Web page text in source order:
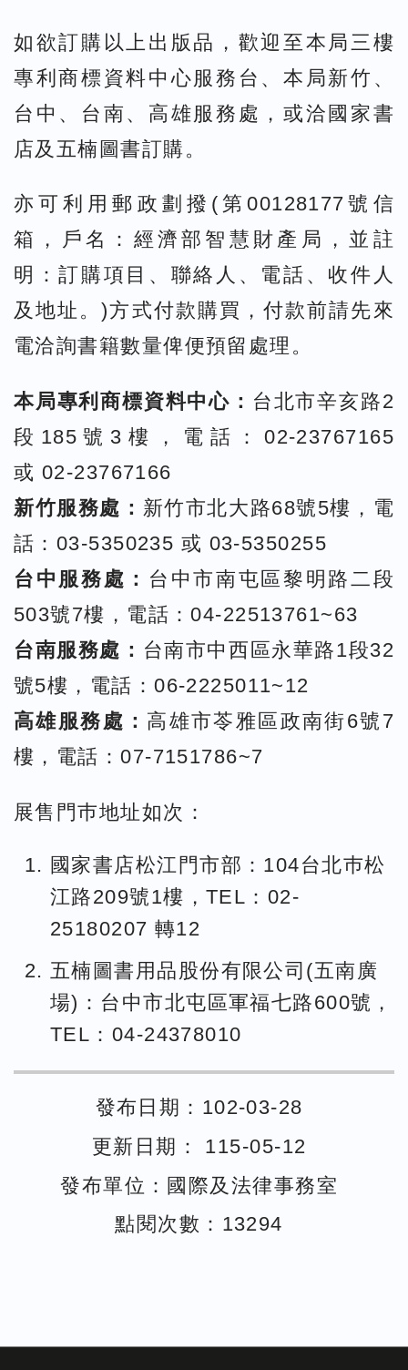
如欲訂購以上出版品，歡迎至本局三樓
專利商標資料中心服務台、本局新竹、
台中、台南、高雄服務處，或洽國家書
店及五楠圖書訂購。
亦可利用郵政劃撥(第00128177號信
箱，戶名：經濟部智慧財產局，並註
明：訂購項目、聯絡人、電話、收件人
及地址。)方式付款購買，付款前請先來
電洽詢書籍數量俾便預留處理。
本局專利商標資料中心： 台北市辛亥路2
段185號3樓，電話：02-23767165
或 02-23767166
新竹服務處： 新竹市北大路68號5樓，電
話：03-5350235 或 03-5350255
台中服務處： 台中市南屯區黎明路二段
503號7樓，電話：04-22513761~63
台南服務處： 台南市中西區永華路1段32
號5樓，電話：06-2225011~12
高雄服務處： 高雄市苓雅區政南街6號7
樓，電話：07-7151786~7
展售門巿地址如次：
國家書店松江門市部：104台北巿松
江路209號1樓，TEL：02-
25180207 轉12
五楠圖書用品股份有限公司(五南廣
場)：台中市北屯區軍福七路600號，
TEL：04-24378010
發布日期：102-03-28
更新日期： 115-05-12
發布單位：國際及法律事務室
點閱次數：13294